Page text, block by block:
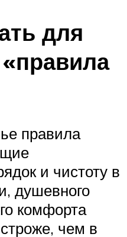
для
«правила
правила
и чистоту в
душевного
комфорта
чем в